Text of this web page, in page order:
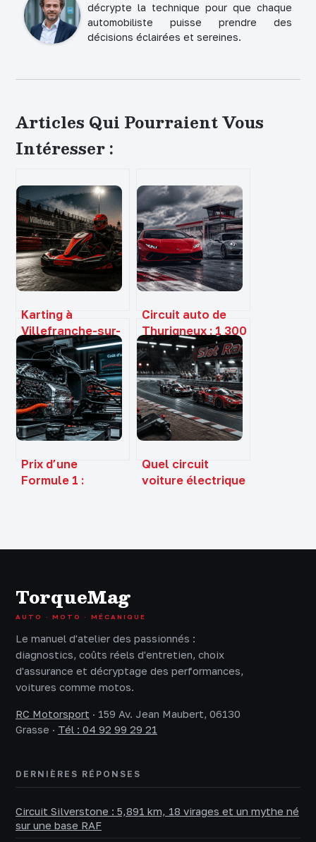
décrypte la technique pour que chaque
automobiliste puisse prendre des
décisions éclairées et sereines.
Articles Qui Pourraient Vous
Intéresser :
Karting à
Villefranche-sur-
Saône :
comparatif des
pistes, tarifs et
conseils de
pilotage
Circuit auto de
Thurigneux : 1 300
mètres de tracé
technique pour
maîtriser le
pilotage
Prix d’une
Formule 1 :
Quel circuit
voiture électrique
TorqueMag
AUTO · MOTO · MÉCANIQUE
Le manuel d'atelier des passionnés :
diagnostics, coûts réels d'entretien, choix
d'assurance et décryptage des performances,
voitures comme motos.
RC Motorsport · 159 Av. Jean Maubert, 06130
Grasse · Tél : 04 92 99 29 21
DERNIÈRES RÉPONSES
Circuit Silverstone : 5,891 km, 18 virages et un mythe né
sur une base RAF